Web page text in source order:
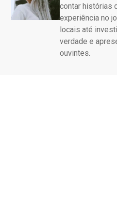
contar histórias
experiência no
locais até
verdade e
ouvintes.